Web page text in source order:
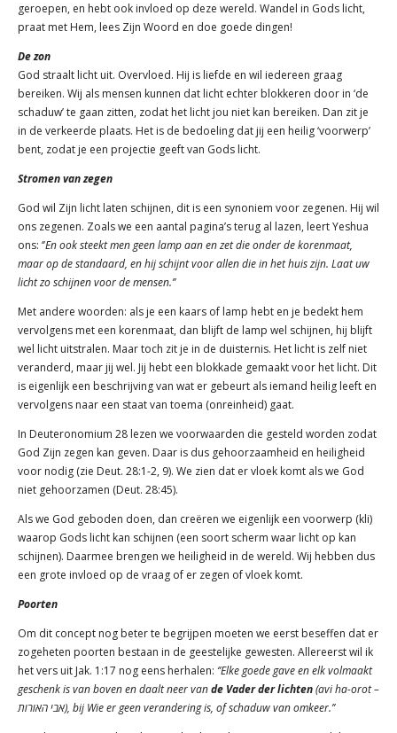
geroepen, en hebt ook invloed op deze wereld. Wandel in Gods licht,
praat met Hem, lees Zijn Woord en doe goede dingen!
De zon
God straalt licht uit. Overvloed. Hij is liefde en wil iedereen graag
bereiken. Wij als mensen kunnen dat licht echter blokkeren door in ‘de
schaduw’ te gaan zitten, zodat het licht jou niet kan bereiken. Dan zit je
in de verkeerde plaats. Het is de bedoeling dat jij een heilig ‘voorwerp’
bent, zodat je een projectie geeft van Gods licht.
Stromen van zegen
God wil Zijn licht laten schijnen, dit is een synoniem voor zegenen. Hij wil
ons zegenen. Zoals we een aantal pagina’s terug al lazen, leert Yeshua
ons: ‘’En ook steekt men geen lamp aan en zet die onder de korenmaat,
maar op de standaard, en hij schijnt voor allen die in het huis zijn. Laat uw
licht zo schijnen voor de mensen.’’
Met andere woorden: als je een kaars of lamp hebt en je bedekt hem
vervolgens met een korenmaat, dan blijft de lamp wel schijnen, hij blijft
wel licht uitstralen. Maar toch zit je in de duisternis. Het licht is zelf niet
veranderd, maar jij wel. Jij hebt een blokkade gemaakt voor het licht. Dit
is eigenlijk een beschrijving van wat er gebeurt als iemand heilig leeft en
vervolgens naar een staat van toema (onreinheid) gaat.
In Deuteronomium 28 lezen we voorwaarden die gesteld worden zodat
God Zijn zegen kan geven. Daar is dus gehoorzaamheid en heiligheid
voor nodig (zie Deut. 28:1-2, 9). We zien dat er vloek komt als we God
niet gehoorzamen (Deut. 28:45).
Als we God geboden doen, dan creëren we eigenlijk een voorwerp (kli)
waarop Gods licht kan schijnen (een soort scherm waar licht op kan
schijnen). Daarmee brengen we heiligheid in de wereld. Wij hebben dus
een grote invloed op de vraag of er zegen of vloek komt.
Poorten
Om dit concept nog beter te begrijpen moeten we eerst beseffen dat er
zogeheten poorten bestaan in de geestelijke gewesten. Allereerst wil ik
het vers uit Jak. 1:17 nog eens herhalen: ‘’Elke goede gave en elk volmaakt
geschenk is van boven en daalt neer vande Vader der lichten(avi ha-orot –
אבי האורות), bij Wie er geen verandering is, of schaduw van omkeer.’’